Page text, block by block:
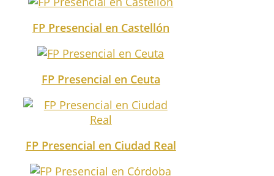
FP Presencial en Castellón
FP Presencial en Ceuta
FP Presencial en Ciudad Real